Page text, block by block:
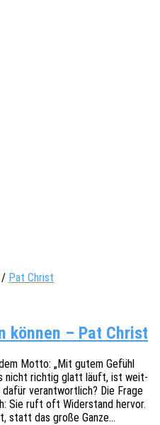
/ Pat Christ
können – Pat Christ
Motto: „Mit gutem Gefühl
nicht rich­tig glatt läuft, ist weit­
verant­wort­lich? Die Frage
Sie ruft oft Wider­stand hervor.
statt das große Ganze…